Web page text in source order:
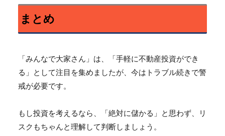
まとめ
「みんなで大家さん」は、「手軽に不動産投資ができ
る」
として注目を集めましたが、今はトラブル続きで警
戒が必要です。
もし投資を考えるなら、「絶対に儲かる」と思わず、
リ
スクもちゃんと理解して判断しましょう。